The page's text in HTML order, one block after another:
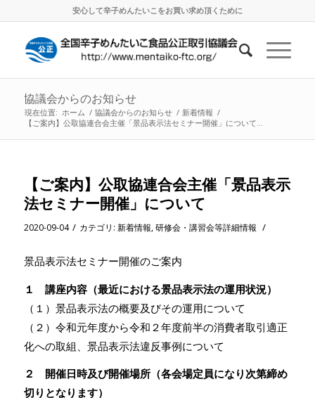
安心して辛子めんたいこをお買い求め頂くために
協議会からのお知らせ
現在位置: ホーム / 協議会からのお知らせ / 新着情報 /
【ご案内】公取協連合会主催「景品表示法セミナー開催」について...
【ご案内】公取協連合会主催「景品表示
法セミナー開催」について
2020-09-04 / カテゴリ: 新着情報,研修会・講習会等詳細情報 /
景品表示法セミナー開催のご案内
１
講座内容（最近における景品表示法の運用状況）
（１）景品表示法の概要及びその運用について
（２）令和元年度から令和２年度前半の消費者取引適正
化への取組、景品表示法違反事例について
２ 開催日時及び開催場所（各会場定員になり次第締め
切りとなります）